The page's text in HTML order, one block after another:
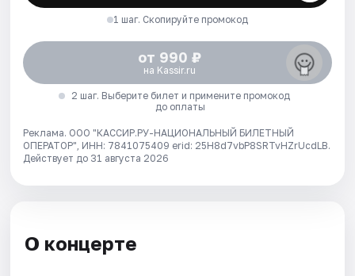
1 шаг. Скопируйте промокод
от 990 ₽
на Kassir.ru
2 шаг. Выберите билет и примените промокод
до оплаты
Реклама. ООО "КАССИР.РУ-НАЦИОНАЛЬНЫЙ БИЛЕТНЫЙ
ОПЕРАТОР", ИНН: 7841075409 erid: 25H8d7vbP8SRTvHZrUcdLB.
Действует до 31 августа 2026
О концерте